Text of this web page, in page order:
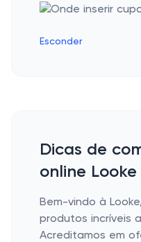
Esconder
Dicas de
online Looke
Bem-vindo à
produtos incríveis
Acreditamos em